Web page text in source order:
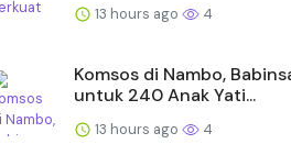
13 hours ago 4
Komsos di Nambo,
untuk 240 Anak Yati...
13 hours ago 4